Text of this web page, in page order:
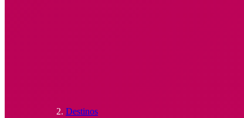
Destinos